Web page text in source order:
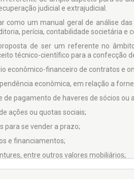
judicial e extrajudicial.
como um manual geral de análise
perícia, contabilidade societária e
de ser um referente no
técnico-científico para a confecção
econômico-financeiro de contratos e
econômica, em relação a
de pagamento de haveres de sócios ou
ações ou quotas sociais;
para se vender a prazo;
e financiamentos;
entre outros valores mobiliários;